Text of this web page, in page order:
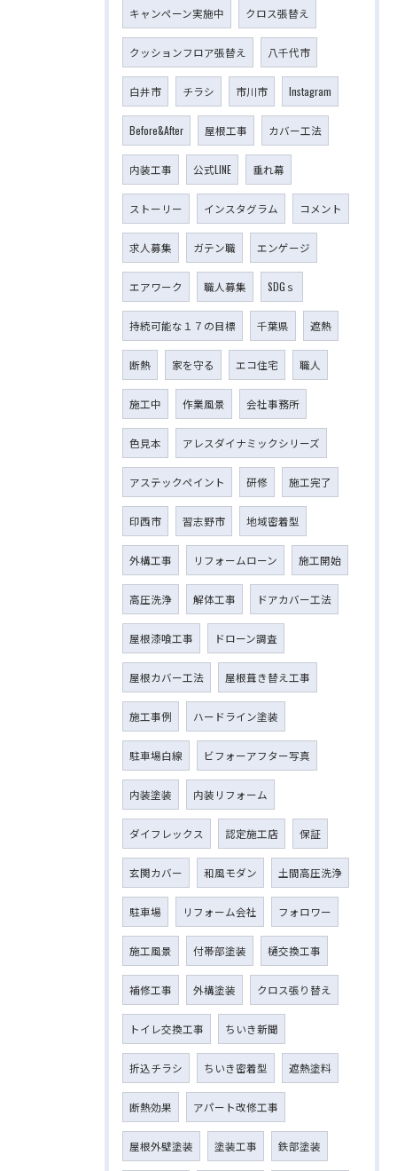
キャンペーン実施中 クロス張替え
クッションフロア張替え 八千代市
白井市 チラシ 市川市 Instagram
Before&After 屋根工事 カバー工法
内装工事 公式LINE 垂れ幕
ストーリー インスタグラム コメント
求人募集 ガテン職 エンゲージ
エアワーク 職人募集 SDGｓ
持続可能な１７の目標 千葉県 遮熱
断熱 家を守る エコ住宅 職人
施工中 作業風景 会社事務所
色見本 アレスダイナミックシリーズ
アステックペイント 研修 施工完了
印西市 習志野市 地域密着型
外構工事 リフォームローン 施工開始
高圧洗浄 解体工事 ドアカバー工法
屋根漆喰工事 ドローン調査
屋根カバー工法 屋根葺き替え工事
施工事例 ハードライン塗装
駐車場白線 ビフォーアフター写真
内装塗装 内装リフォーム
ダイフレックス 認定施工店 保証
玄関カバー 和風モダン 土間高圧洗浄
駐車場 リフォーム会社 フォロワー
施工風景 付帯部塗装 樋交換工事
補修工事 外構塗装 クロス張り替え
トイレ交換工事 ちいき新聞
折込チラシ ちいき密着型 遮熱塗料
断熱効果 アパート改修工事
屋根外壁塗装 塗装工事 鉄部塗装